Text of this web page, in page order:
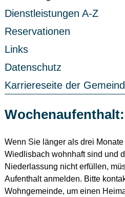
Dienstleistungen A-Z
Reservationen
Links
Datenschutz
Karriereseite der
Wenn Sie länger als drei
Wiedlisbach wohnhaft sind und
Niederlassung nicht erfüllen,
Aufenthalt anmelden. Bitte
Wohngemeinde, um einen